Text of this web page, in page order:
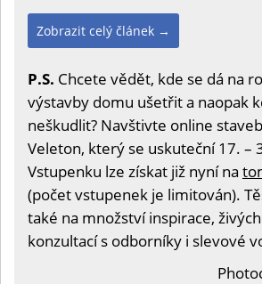
Zobrazit celý článek →
P.S. Chcete vědět, kde se dá na
výstavby domu ušetřit a naopak
neškudlit? Navštivte online
Veleton, který se uskuteční 17. –
Vstupenku lze získat již nyní na
(počet vstupenek je limitován).
také na množství inspirace,
konzultací s odborníky i slevové